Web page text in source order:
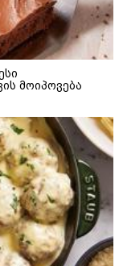
მოიპოვება